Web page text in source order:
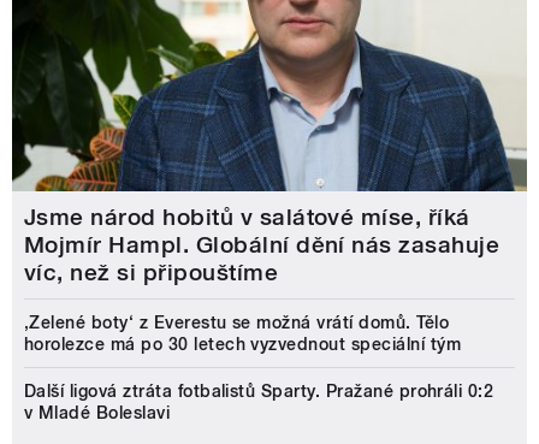
Jsme národ hobitů v salátové míse, říká
Mojmír Hampl. Globální dění nás zasahuje
víc, než si připouštíme
‚Zelené boty‘ z Everestu se možná vrátí domů. Tělo
horolezce má po 30 letech vyzvednout speciální tým
Další ligová ztráta fotbalistů Sparty. Pražané prohráli 0:2
v Mladé Boleslavi